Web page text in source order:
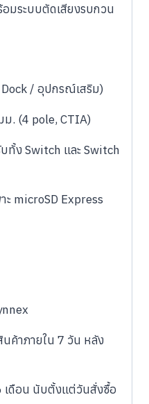
อมระบบตัดเสียงรบกวน
Dock / อุปกรณ์เสริม)
ม. (4 pole, CTIA)
ทั้ง Switch และ Switch
ะ microSD Express
ค้าภายใน 7 วัน หลัง
เดือน นับตั้งแต่วันสั่งซื้อ